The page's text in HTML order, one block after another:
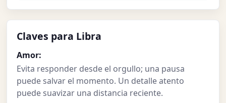
Claves para Libra
Amor:
Evita responder desde el orgullo; una pausa
puede salvar el momento. Un detalle atento
puede suavizar una distancia reciente.